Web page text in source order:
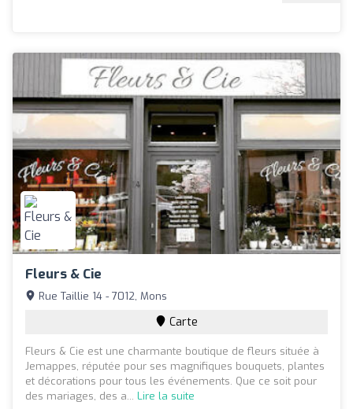
Fleurs & Cie
Rue Taillie 14 - 7012, Mons
Carte
Fleurs & Cie est une charmante boutique de fleurs située à
Jemappes, réputée pour ses magnifiques bouquets, plantes
et décorations pour tous les événements. Que ce soit pour
des mariages, des a... Lire la suite